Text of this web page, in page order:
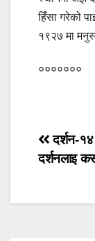
हिँसा गरेको
१९२७ मा
०००००००
Post
दर्शन-१४
दर्शनलाइ